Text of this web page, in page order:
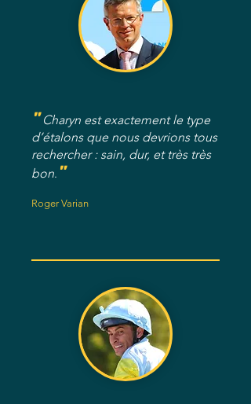
"Charyn est exactement le type
d’étalons que nous devrions tous
rechercher : sain, dur, et très très
bon. "
Roger Varian